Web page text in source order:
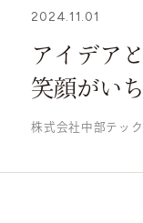
2024.11.01
アイデア
笑顔がい
株式会社中部テッ